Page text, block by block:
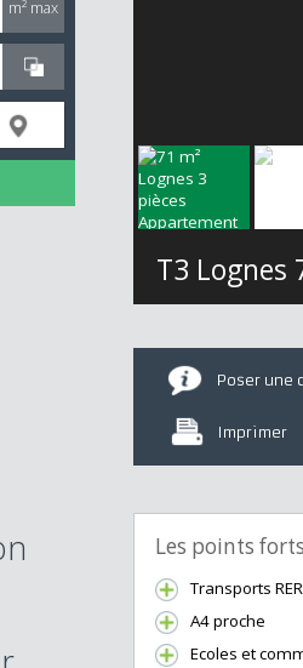
m² max
Poser
Les points
Transports